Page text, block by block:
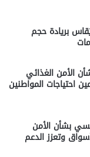
بريادة حجم
الأمن الغذائي
احتياجات المواطنين
بشأن الأمن
وتعزز الدعم